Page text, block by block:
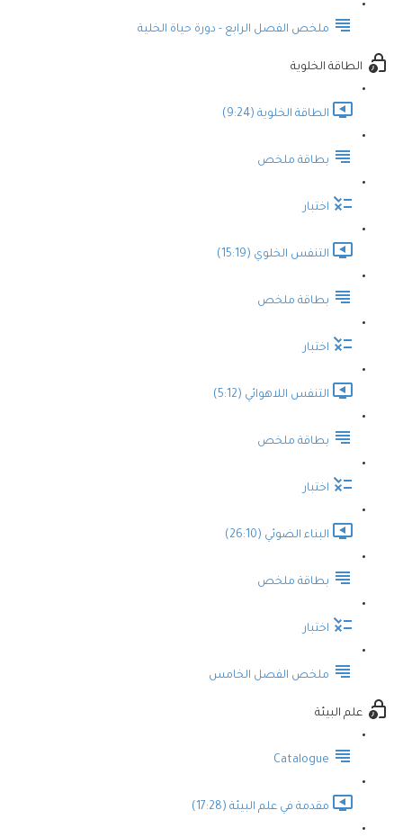
ملخص الفصل الرابع - دورة حياة الخلية
الطاقة الخلوية
الطاقة الخلوية (9:24)
بطاقة ملخص
اختبار
التنفس الخلوي (15:19)
بطاقة ملخص
اختبار
التنفس اللاهوائي (5:12)
بطاقة ملخص
اختبار
البناء الضوئي (26:10)
بطاقة ملخص
اختبار
ملخص الفصل الخامس
علم البيئة
Catalogue
مقدمة في علم البيئة (17:28)